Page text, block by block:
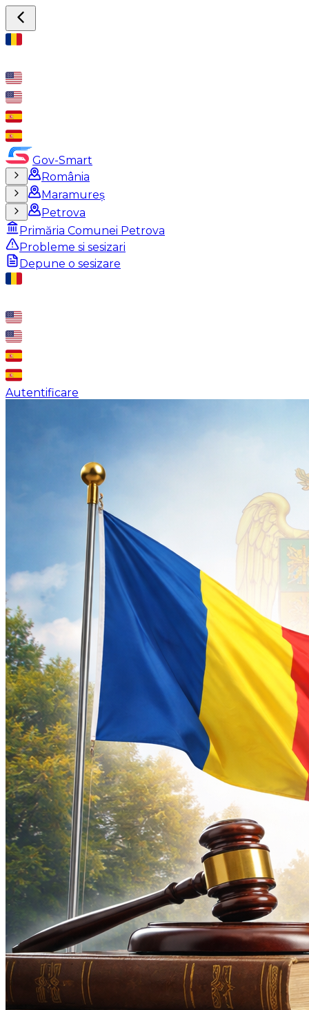
Gov-Smart
România
Maramureș
Petrova
Primăria Comunei Petrova
Probleme si sesizari
Depune o sesizare
Autentificare